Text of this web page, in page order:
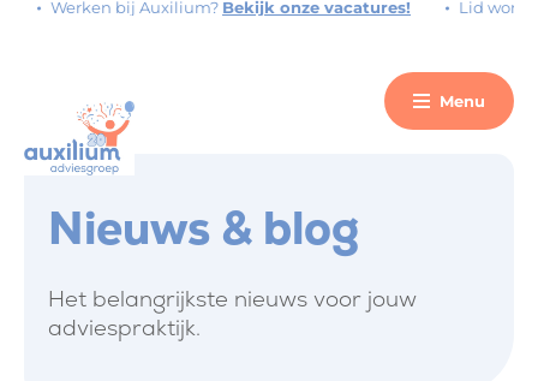
Werken bij Auxilium?Bekijk onze vacatures! Lid
Menu
Nieuws & blog
Het belangrijkste nieuws voor jouw
adviespraktijk.